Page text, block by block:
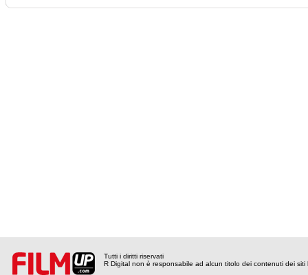
Tutti i diritti riservati
R Digital non è responsabile ad alcun titolo dei contenuti dei siti